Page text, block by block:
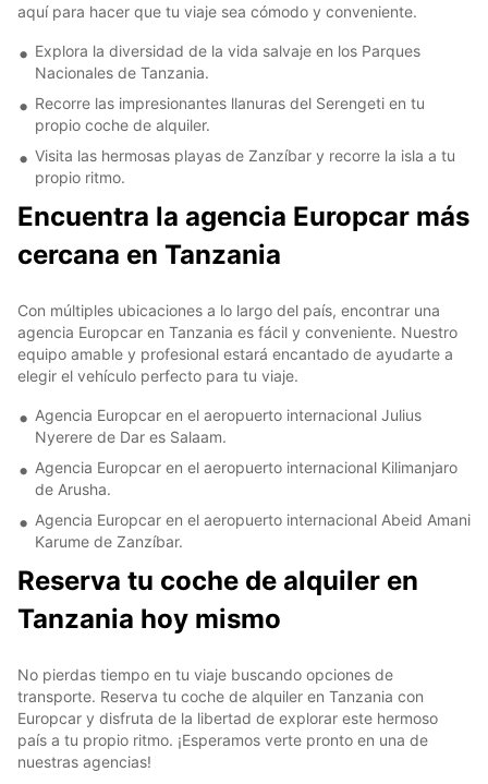
aquí para hacer que tu viaje sea cómodo y conveniente.
Explora la diversidad de la vida salvaje en los Parques
Nacionales de Tanzania.
Recorre las impresionantes llanuras del Serengeti en tu
propio coche de alquiler.
Visita las hermosas playas de Zanzíbar y recorre la isla a tu
propio ritmo.
Encuentra la agencia Europcar más
cercana en Tanzania
Con múltiples ubicaciones a lo largo del país, encontrar una
agencia Europcar en Tanzania es fácil y conveniente. Nuestro
equipo amable y profesional estará encantado de ayudarte a
elegir el vehículo perfecto para tu viaje.
Agencia Europcar en el aeropuerto internacional Julius
Nyerere de Dar es Salaam.
Agencia Europcar en el aeropuerto internacional Kilimanjaro
de Arusha.
Agencia Europcar en el aeropuerto internacional Abeid Amani
Karume de Zanzíbar.
Reserva tu coche de alquiler en
Tanzania hoy mismo
No pierdas tiempo en tu viaje buscando opciones de
transporte. Reserva tu coche de alquiler en Tanzania con
Europcar y disfruta de la libertad de explorar este hermoso
país a tu propio ritmo. ¡Esperamos verte pronto en una de
nuestras agencias!